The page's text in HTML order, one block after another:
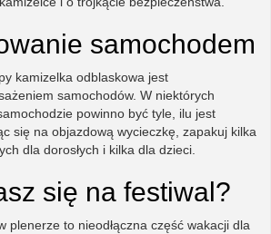
samochodem
kamizelka odblaskowa jest
samochodów. W niektórych
powinno być tyle, ilu jest
się na objazdową wycieczkę, zapakuj kilka
dla dorosłych i kilka dla dzieci.
się na festiwal?
plenerze to nieodłączna część wakacji dla